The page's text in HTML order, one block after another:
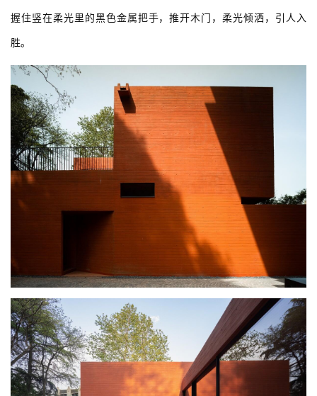
握住竖在柔光里的黑色金属把手，推开木门，柔光倾洒，引人入
胜。